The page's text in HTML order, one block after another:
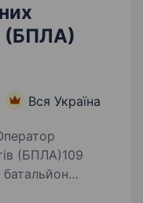
(БПЛА)
Вся Україна
(БПЛА)109